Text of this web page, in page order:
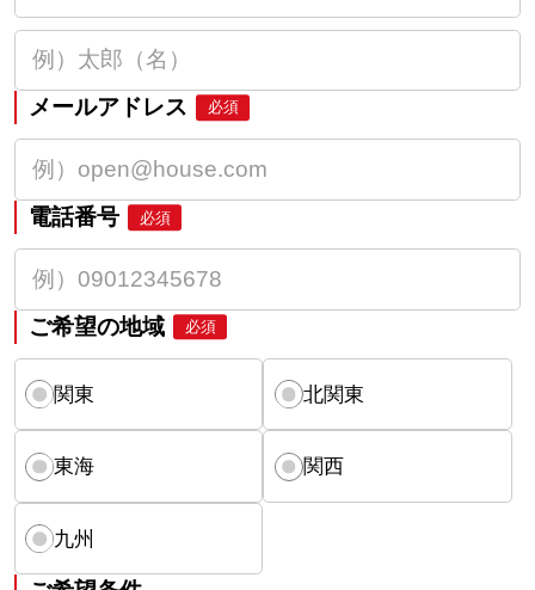
メールアドレス 必須
電話番号 必須
ご希望の地域 必須
関東 北関東
東海 関西
九州